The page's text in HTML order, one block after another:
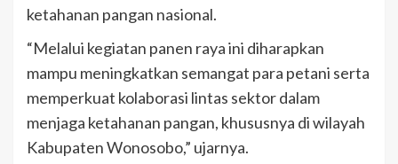
ketahanan pangan nasional.
“Melalui kegiatan panen raya ini diharapkan
mampu meningkatkan semangat para petani serta
memperkuat kolaborasi lintas sektor dalam
menjaga ketahanan pangan, khususnya di wilayah
Kabupaten Wonosobo,” ujarnya.